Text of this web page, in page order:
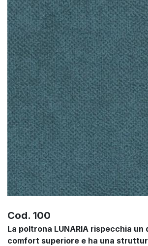
Cod. 100
La poltrona LUNARIA rispecchia un
comfort superiore e ha una